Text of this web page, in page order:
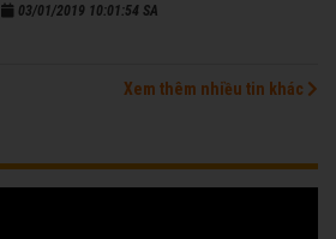
03/01/2019 10:01:54 SA
Xem thêm nhiều tin khác